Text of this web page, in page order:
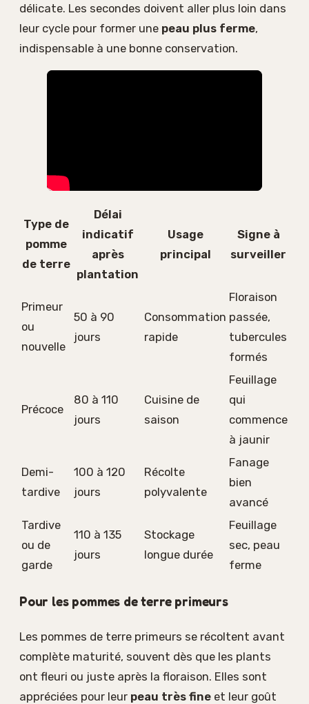
délicate. Les secondes doivent aller plus loin dans
leur cycle pour former une peau plus ferme,
indispensable à une bonne conservation.
Type de
pomme
de terre
Délai
indicatif
après
plantation
Usage
principal
Signe à
surveiller
Primeur
ou
nouvelle
50 à 90
jours
Consommation
rapide
Floraison
passée,
tubercules
formés
Précoce
80 à 110
jours
Cuisine de
saison
Feuillage
qui
commence
à jaunir
Demi-
tardive
100 à 120
jours
Récolte
polyvalente
Fanage
bien
avancé
Tardive
ou de
garde
110 à 135
jours
Stockage
longue durée
Feuillage
sec, peau
ferme
Pour les pommes de terre primeurs
Les pommes de terre primeurs se récoltent avant
complète maturité, souvent dès que les plants
ont fleuri ou juste après la floraison. Elles sont
appréciées pour leur peau très fine et leur goût